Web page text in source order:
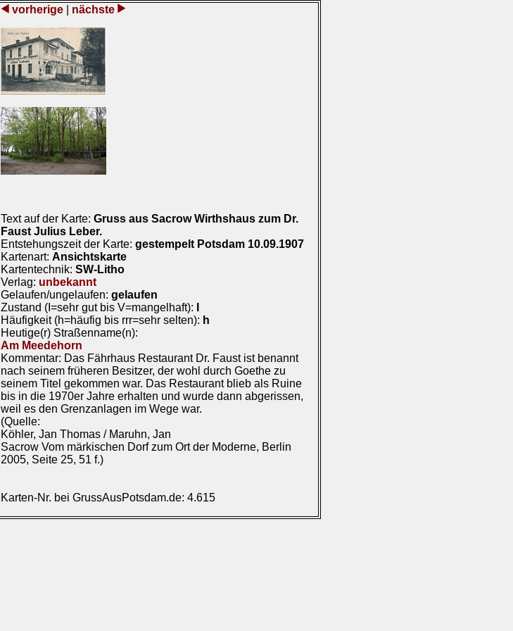
vorherige nächste
Text auf der Karte: Gruss aus Sacrow Wirthshaus zum Dr.
Faust Julius Leber.
Entstehungszeit der Karte: gestempelt Potsdam 10.09.1907
Kartenart: Ansichtskarte
Kartentechnik: SW-Litho
Verlag: unbekannt
Gelaufen/ungelaufen: gelaufen
Zustand (I=sehr gut bis V=mangelhaft):
Häufigkeit (h=häufig bis rrr=sehr selten): h
Heutige(r) Straßenname(n):
Am Meedehorn
Kommentar: Das Fährhaus Restaurant Dr. Faust ist benannt
nach seinem früheren Besitzer, der wohl durch Goethe zu
seinem Titel gekommen war. Das Restaurant blieb als Ruine
bis in die 1970er Jahre erhalten und wurde dann abgerissen,
weil es den Grenzanlagen im Wege war.
(Quelle:
Köhler, Jan Thomas / Maruhn, Jan
Sacrow Vom märkischen Dorf zum Ort der Moderne, Berlin
2005, Seite 25, 51 f.)
Karten-Nr. bei GrussAusPotsdam.de: 4.615